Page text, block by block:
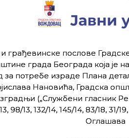
грађевинске послове
града Београда која је
за потребе израде Плана
Нановића, Градска
(„Службени гласник
98/13, 132/14, 145/14, 83/18, 31/
Оглашава